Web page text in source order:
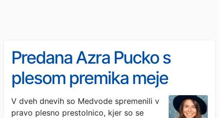
Predana Azra Pucko s
plesom premika meje
(Suzy)
V dveh dnevih so Medvode spremenili v
pravo plesno prestolnico, kjer so se